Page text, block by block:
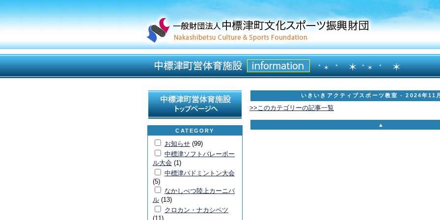
CATEGORY
お知らせ (99)
中標津ソフトバレーボー
ル大会 (1)
中標津バドミントン大会
(5)
なかしべつ陸上カーニバ
ル (13)
クロカン・ナカシベツ
(11)
いきいきアクティブスポーツ教室 - 2024年11
>>このカテゴリーの記事一覧
▲